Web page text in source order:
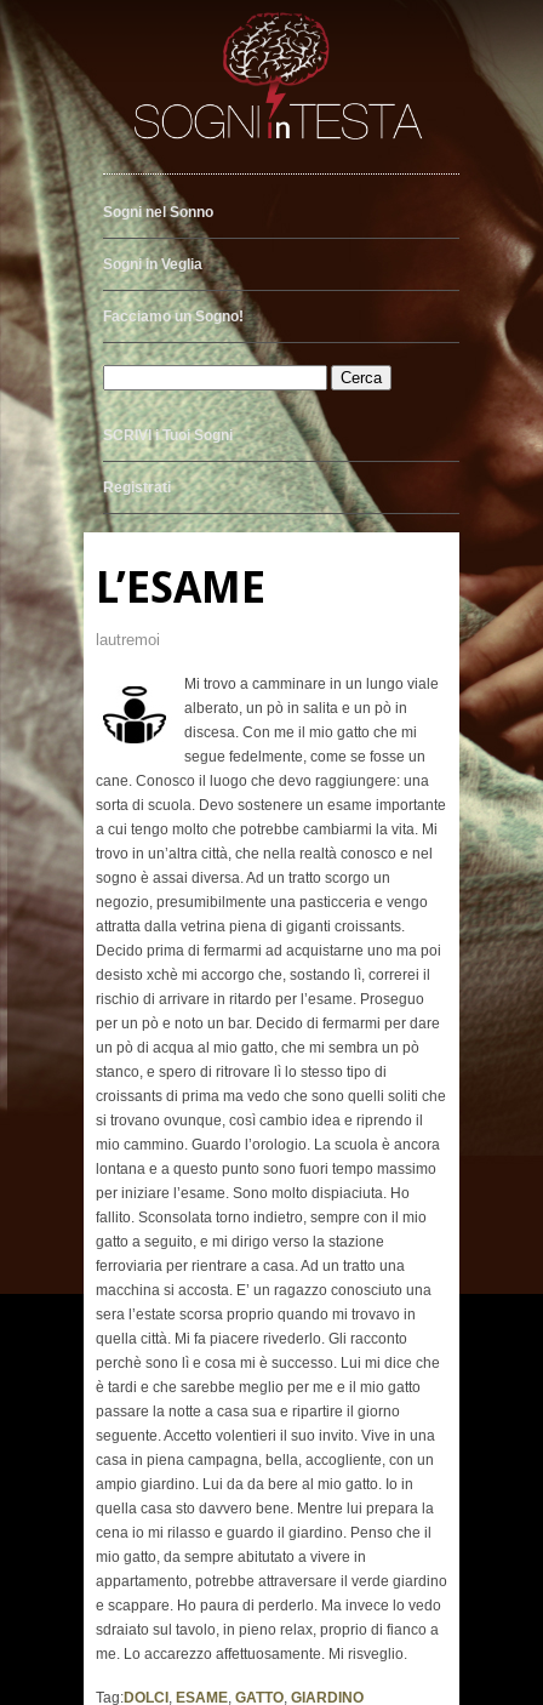
Sogni nel Sonno
Sogni in Veglia
Facciamo un Sogno!
SCRIVI i Tuoi Sogni
Registrati
L’ESAME
lautremoi
Mi trovo a camminare in un lungo viale
alberato, un pò in salita e un pò in
discesa. Con me il mio gatto che mi
segue fedelmente, come se fosse un
cane. Conosco il luogo che devo raggiungere: una
sorta di scuola. Devo sostenere un esame importante
a cui tengo molto che potrebbe cambiarmi la vita. Mi
trovo in un’altra città, che nella realtà conosco e nel
sogno è assai diversa. Ad un tratto scorgo un
negozio, presumibilmente una pasticceria e vengo
attratta dalla vetrina piena di giganti croissants.
Decido prima di fermarmi ad acquistarne uno ma poi
desisto xchè mi accorgo che, sostando lì, correrei il
rischio di arrivare in ritardo per l’esame. Proseguo
per un pò e noto un bar. Decido di fermarmi per dare
un pò di acqua al mio gatto, che mi sembra un pò
stanco, e spero di ritrovare lì lo stesso tipo di
croissants di prima ma vedo che sono quelli soliti che
si trovano ovunque, così cambio idea e riprendo il
mio cammino. Guardo l’orologio. La scuola è ancora
lontana e a questo punto sono fuori tempo massimo
per iniziare l’esame. Sono molto dispiaciuta. Ho
fallito. Sconsolata torno indietro, sempre con il mio
gatto a seguito, e mi dirigo verso la stazione
ferroviaria per rientrare a casa. Ad un tratto una
macchina si accosta. E’ un ragazzo conosciuto una
sera l’estate scorsa proprio quando mi trovavo in
quella città. Mi fa piacere rivederlo. Gli racconto
perchè sono lì e cosa mi è successo. Lui mi dice che
è tardi e che sarebbe meglio per me e il mio gatto
passare la notte a casa sua e ripartire il giorno
seguente. Accetto volentieri il suo invito. Vive in una
casa in piena campagna, bella, accogliente, con un
ampio giardino. Lui da da bere al mio gatto. Io in
quella casa sto davvero bene. Mentre lui prepara la
cena io mi rilasso e guardo il giardino. Penso che il
mio gatto, da sempre abitutato a vivere in
appartamento, potrebbe attraversare il verde giardino
e scappare. Ho paura di perderlo. Ma invece lo vedo
sdraiato sul tavolo, in pieno relax, proprio di fianco a
me. Lo accarezzo affettuosamente. Mi risveglio.
Tag:DOLCI , ESAME, GATTO, GIARDINO